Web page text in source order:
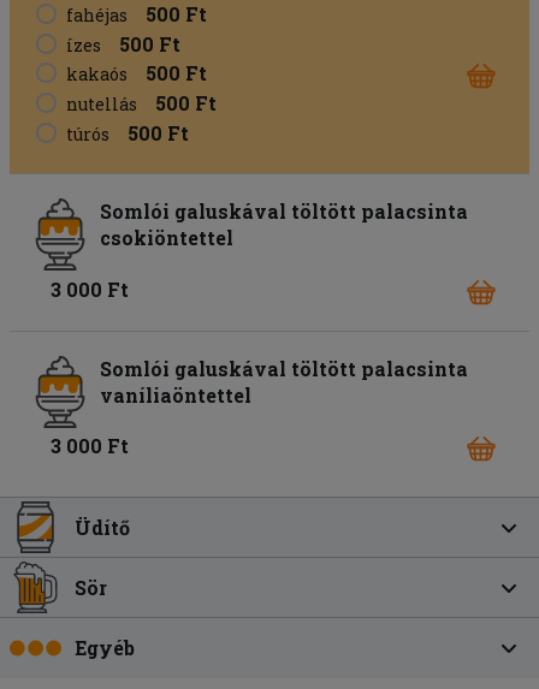
fahéjas 500 Ft
ízes 500 Ft
kakaós 500 Ft
nutellás 500 Ft
túrós 500 Ft
Somlói galuskával töltött palacsinta
csokiöntettel
3 000 Ft
Somlói galuskával töltött palacsinta
vaníliaöntettel
3 000 Ft
Üdítő
Sör
Egyéb